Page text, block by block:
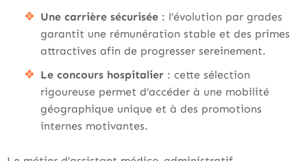
Une carrière sécurisée : l’évolution par grades
garantit une rémunération stable et des primes
attractives afin de progresser sereinement.
Le concours hospitalier : cette sélection
rigoureuse permet d’accéder à une mobilité
géographique unique et à des promotions
internes motivantes.